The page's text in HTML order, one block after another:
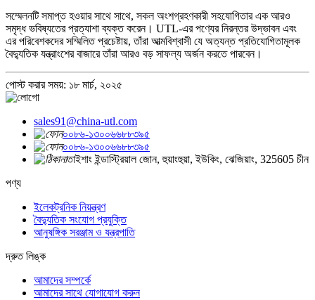
সম্মেলনটি সমাপ্ত হওয়ার সাথে সাথে, সকল অংশগ্রহণকারী সহযোগিতার এক আরও
সমৃদ্ধ ভবিষ্যতের প্রত্যাশা ব্যক্ত করেন। UTL-এর পণ্যের নিরন্তর উদ্ভাবন এবং
এর পরিবেশকদের সম্মিলিত প্রচেষ্টায়, তাঁরা আত্মবিশ্বাসী যে অত্যন্ত প্রতিযোগিতামূলক
বৈদ্যুতিক যন্ত্রাংশের বাজারে তাঁরা আরও বড় সাফল্য অর্জন করতে পারবেন।
পোস্ট করার সময়: ১৮ মার্চ, ২০২৫
sales91@china-utl.com
০০৮৬-১৩০০৬৬৮৮৩৯৫
০০৮৬-১৩০০৬৬৮৮৩৯৫
তাইশাং ইন্ডাস্ট্রিয়াল জোন, হুয়াংহুয়া, ইউকিং, ঝেজিয়াং, 325605 চীন
পণ্য
ইলেকট্রনিক নিয়ন্ত্রণ
বৈদ্যুতিক সংযোগ প্রযুক্তি
আনুষঙ্গিক সরঞ্জাম ও যন্ত্রপাতি
দ্রুত লিঙ্ক
আমাদের সম্পর্কে
আমাদের সাথে যোগাযোগ করুন